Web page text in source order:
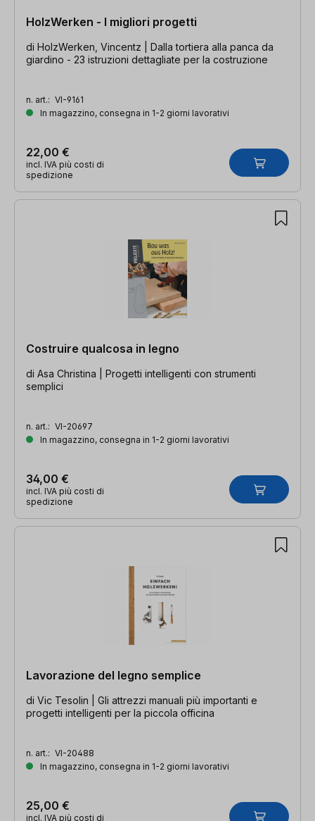
HolzWerken - I migliori progetti
di HolzWerken, Vincentz | Dalla tortiera alla panca da
giardino - 23 istruzioni dettagliate per la costruzione
n. art.: VI-9161
In magazzino, consegna in 1-2 giorni lavorativi
22,00 €
incl. IVA più costi di
spedizione
Costruire qualcosa in legno
di Asa Christina | Progetti intelligenti con strumenti
semplici
n. art.: VI-20697
In magazzino, consegna in 1-2 giorni lavorativi
34,00 €
incl. IVA più costi di
spedizione
Lavorazione del legno semplice
di Vic Tesolin | Gli attrezzi manuali più importanti e
progetti intelligenti per la piccola officina
n. art.: VI-20488
In magazzino, consegna in 1-2 giorni lavorativi
25,00 €
incl. IVA più costi di